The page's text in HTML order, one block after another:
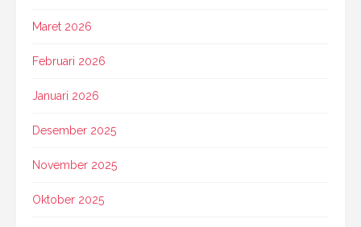
Maret 2026
Februari 2026
Januari 2026
Desember 2025
November 2025
Oktober 2025